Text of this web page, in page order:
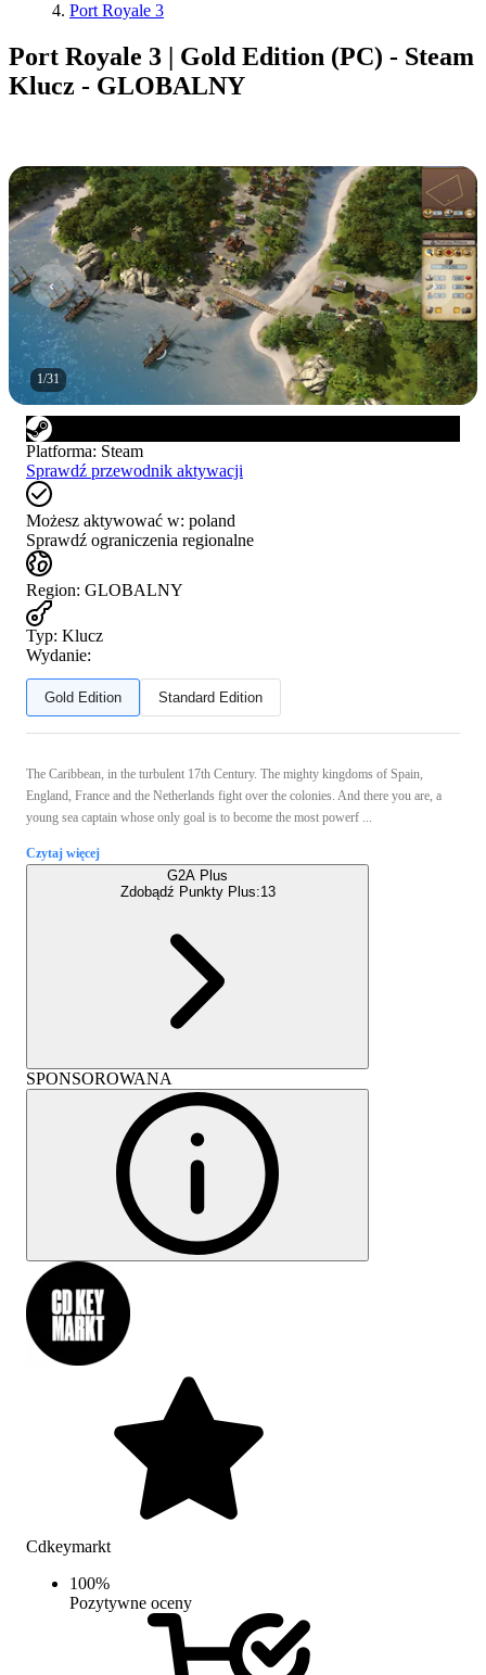
Port Royale 3
Port Royale 3 | Gold Edition (PC) - Steam
Klucz - GLOBALNY
1/31
Platforma: Steam
Sprawdź przewodnik aktywacji
Możesz aktywować w: poland
Sprawdź ograniczenia regionalne
Region: GLOBALNY
Typ: Klucz
Wydanie:
Gold Edition Standard Edition
The Caribbean, in the turbulent 17th Century. The mighty kingdoms of Spain,
England, France and the Netherlands fight over the colonies. And there you are, a
young sea captain whose only goal is to become the most powerf ...
Czytaj więcej
G2A Plus
Zdobądź Punkty Plus:13
SPONSOROWANA
Cdkeymarkt
100%
Pozytywne oceny